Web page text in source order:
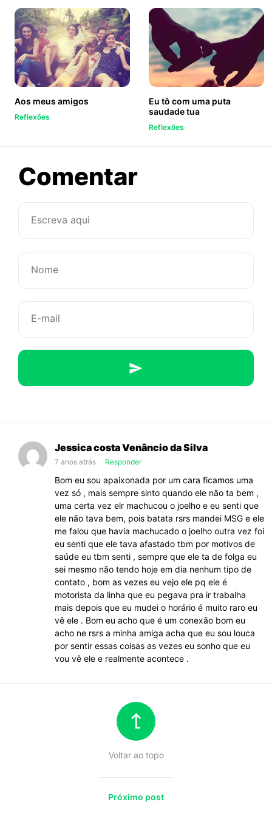
Aos meus amigos
Reflexões
Eu tô com uma puta
saudade tua
Reflexões
Comentarsobre
Jessica costa Venâncio da Silva
7 anos atrás Responder
Bom eu sou apaixonada por um cara ficamos uma
vez só , mais sempre sinto quando ele não ta bem ,
uma certa vez elr machucou o joelho e eu senti que
ele não tava bem, pois batata rsrs mandei MSG e ele
me falou que havia machucado o joelho outra vez foi
eu senti que ele tava afastado tbm por motivos de
saúde eu tbm senti , sempre que ele ta de folga eu
sei mesmo não tendo hoje em dia nenhum tipo de
contato , bom as vezes eu vejo ele pq ele é
motorista da linha que eu pegava pra ir trabalha
mais depois que eu mudei o horário é muito raro eu
vê ele . Bom eu acho que é um conexão bom eu
acho ne rsrs a minha amiga acha que eu sou louca
por sentir essas coisas as vezes eu sonho que eu
vou vê ele e realmente acontece .
Voltar ao topo
Próximo post